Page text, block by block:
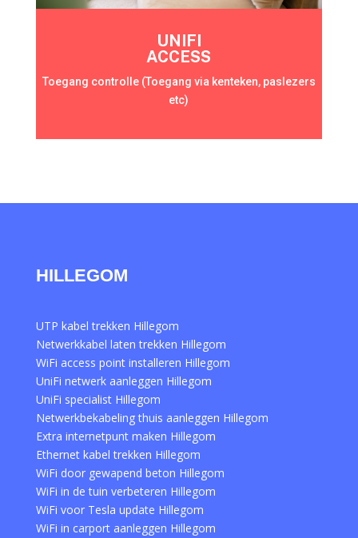
UNIFI
ACCESS
Toegang controlle (Toegang via kenteken, paslezers
etc)
HILLEGOM
UTP kabel trekken Hillegom
Netwerkkabel laten trekken Hillegom
WiFi access point installeren Hillegom
UniFi netwerk aanleggen Hillegom
UniFi specialist Hillegom
Netwerkbekabeling thuis aanleggen Hillegom
Extra internetpunt maken Hillegom
Ethernet kabel trekken Hillegom
WiFi door gewapend beton Hillegom
WiFi in de tuin verbeteren Hillegom
WiFi voor Tesla update Hillegom
WiFi in carport aanleggen Hillegom